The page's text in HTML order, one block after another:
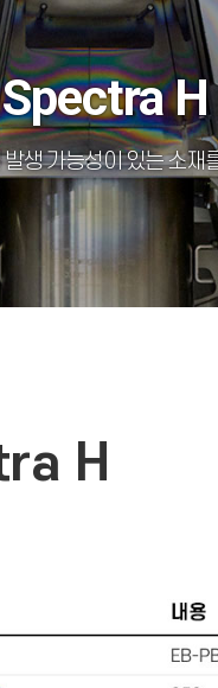
H
생 가능성이 있는 소재
H